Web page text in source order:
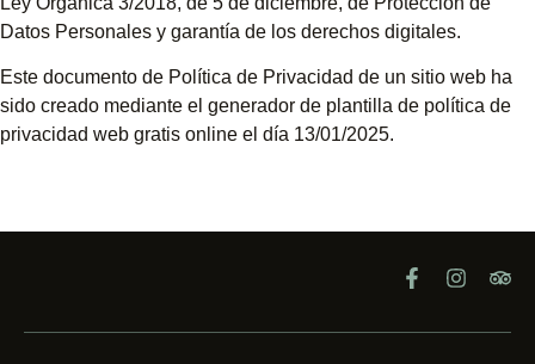
Datos Personales y garantía de los derechos digitales.
Este documento de Política de Privacidad de un sitio web ha
sido creado mediante el generador de plantilla de política de
privacidad web gratis online el día 13/01/2025.